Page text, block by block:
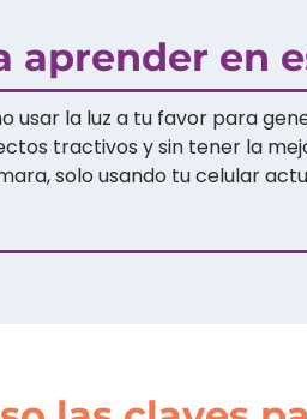
aprender en
usar la luz a tu favor para
tractivos y sin tener la
solo usando tu celular